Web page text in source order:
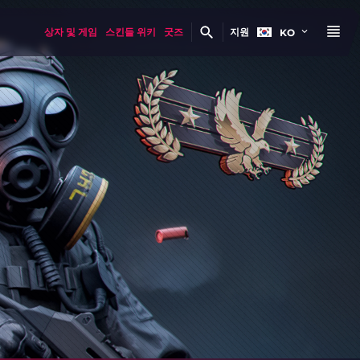
상자 및 게임 스킨들 위키 굿즈 지원 KO